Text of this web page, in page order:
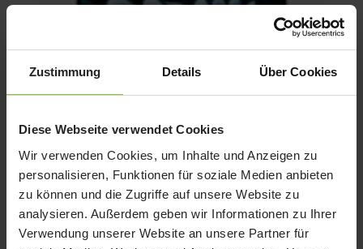
Zustimmung Details Über Cookies
Diese Webseite verwendet Cookies
Wir verwenden Cookies, um Inhalte und Anzeigen zu
personalisieren, Funktionen für soziale Medien anbieten
zu können und die Zugriffe auf unsere Website zu
analysieren. Außerdem geben wir Informationen zu Ihrer
Verwendung unserer Website an unsere Partner für
MacBook Air 13″ M5 1TB SSD, 24GB Arbeitsspeicher